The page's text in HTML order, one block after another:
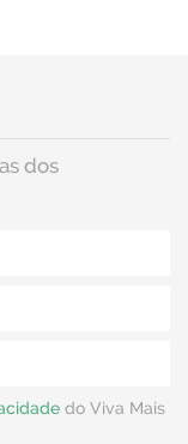
dos
do Viva Mais